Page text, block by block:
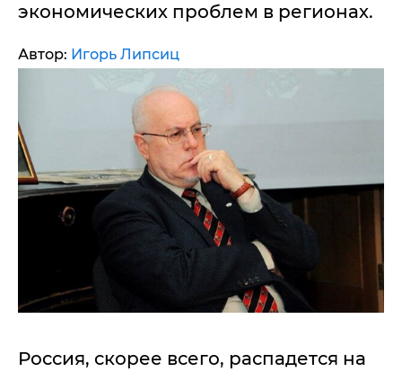
экономических проблем в регионах.
Автор: Игорь Липсиц
Россия, скорее всего, распадется на